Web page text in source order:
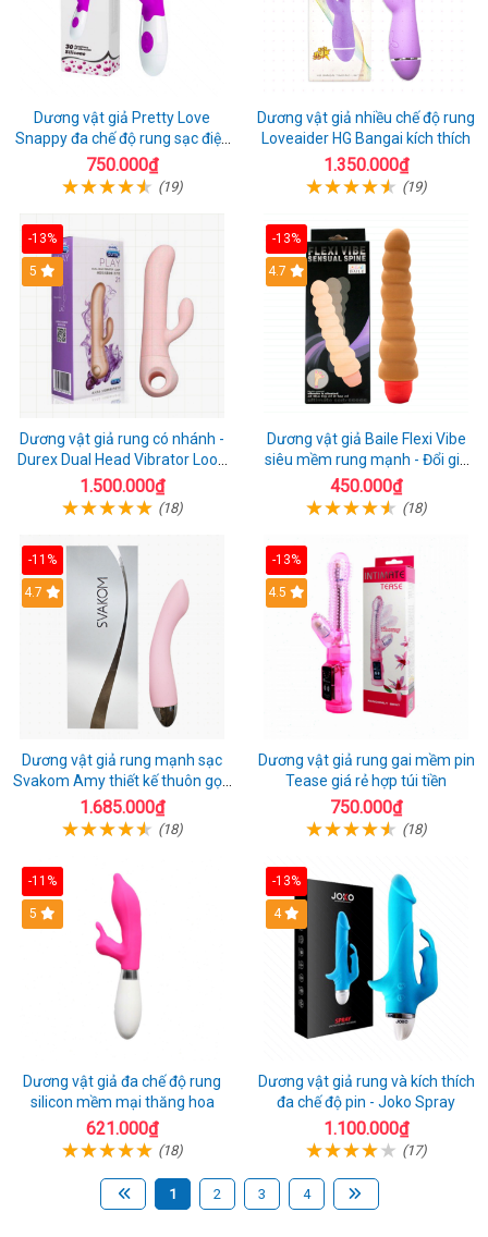
Dương vật giả Pretty Love
Snappy đa chế độ rung sạc điện
kích thích nữ
750.000₫
(19)
Dương vật giả nhiều chế độ rung
Loveaider HG Bangai kích thích
1.350.000₫
(19)
-13%
5
Dương vật giả rung có nhánh -
Durex Dual Head Vibrator Loop
21
1.500.000₫
(18)
-13%
4.7
Dương vật giả Baile Flexi Vibe
siêu mềm rung mạnh - Đổi gió
cuộc yêu mới
450.000₫
(18)
-11%
4.7
Dương vật giả rung mạnh sạc
Svakom Amy thiết kế thuôn gọn
dễ dùng
1.685.000₫
(18)
-13%
4.5
Dương vật giả rung gai mềm pin
Tease giá rẻ hợp túi tiền
750.000₫
(18)
-11%
5
Dương vật giả đa chế độ rung
silicon mềm mại thăng hoa
621.000₫
(18)
-13%
4
Dương vật giả rung và kích thích
đa chế độ pin - Joko Spray
1.100.000₫
(17)
1 2 3 4